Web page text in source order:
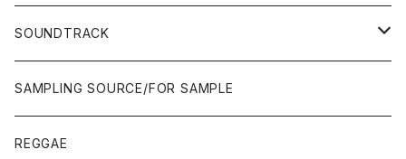
JAPAN ONLY RELEASE/REMIX
JAPAN ONLY RELEASE/REMIX
80'S
POPS/S.S.W.
ROCK/AOR
SOUNDTRACK
LP
JAPANESE
7"/12"
SAMPLING SOURCE/FOR SAMPLE
REGGAE